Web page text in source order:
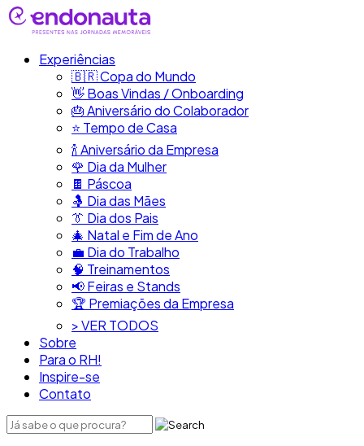
Experiências
🇧🇷​ Copa do Mundo
👋​ Boas Vindas / Onboarding
🎂​ Aniversário do Colaborador
⭐​ Tempo de Casa
​🍾​ Aniversário da Empresa
🌹 Dia da Mulher
🍫​ Páscoa
🤱 Dia das Mães
👔​ Dia dos Pais
🎄 Natal e Fim de Ano
💼​ Dia do Trabalho
🧠​ Treinamentos
📢​ Feiras e Stands
🏆 Premiações da Empresa
> VER TODOS
Sobre
Para o RH!
Inspire-se
Contato